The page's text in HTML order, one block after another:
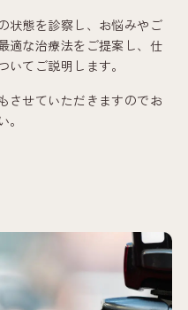
状態を診察し、お悩みやご
適な治療法をご提案し、仕
てご説明します。
させていただきますのでお